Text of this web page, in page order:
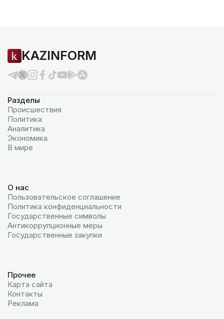
KAZINFORM
Разделы
Происшествия
Политика
Аналитика
Экономика
В мире
О нас
Пользовательское соглашение
Политика конфиденциальности
Государственные символы
Антикоррупционные меры
Государственные закупки
Прочее
Карта сайта
Контакты
Реклама